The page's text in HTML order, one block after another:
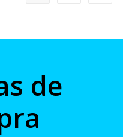
de